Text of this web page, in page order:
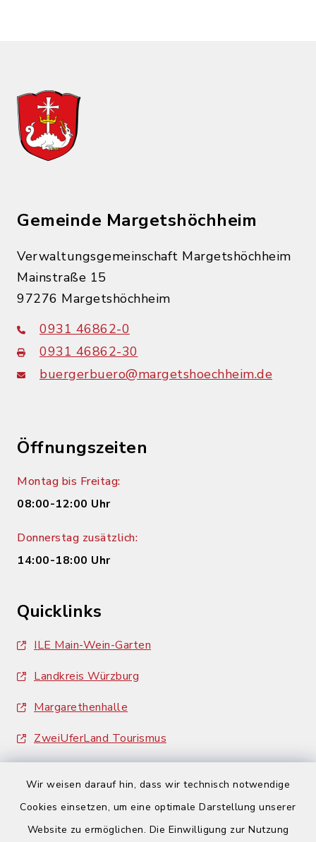
Wir weisen darauf hin, dass wir technisch notwendige
Cookies einsetzen, um eine optimale Darstellung unserer
Website zu ermöglichen. Die Einwilligung zur Nutzung
Gemeinde Margetshöchheim
Verwaltungsgemeinschaft Margetshöchheim
Mainstraße 15
97276 Margetshöchheim
0931 46862-0
0931 46862-30
buergerbuero@margetshoechheim.de
Öffnungszeiten
Montag bis Freitag:
08:00-12:00 Uhr
Donnerstag zusätzlich:
14:00-18:00 Uhr
Quicklinks
ILE Main-Wein-Garten
Landkreis Würzburg
Margarethenhalle
ZweiUferLand Tourismus